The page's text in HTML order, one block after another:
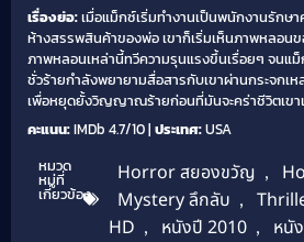
เรื่องย่อ:เมื่อแม็กซ์เริ่มทำงานเป็นพนักงานรักษ
ห้างสรรพสินค้าของพ่อ เขาก็เริ่มเห็นภาพหลอน
ภาพหลอนเหล่านี้ทวีความรุนแรงขึ้นเรื่อยๆ จนแ
ชั่วร้ายกำลังพยายามสื่อสารกับเขาผ่านกระจกเห
เพื่อหยุดยั้งวิญญาณร้ายก่อนที่มันจะคร่าชีวิตเขา
คะแนน:IMDb 4.7/10 | ประเทศ:USA
หมวด
หมู่ที่
เกี่ยวข้อง
Horror สยองขวัญ ,
Mystery ลึกลับ ,
HD , หนังปี 2010 , หนั